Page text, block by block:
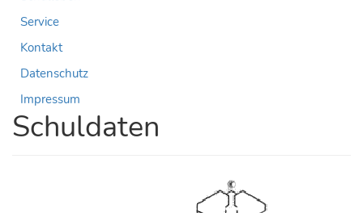
Service
Kontakt
Datenschutz
Impressum
Schuldaten